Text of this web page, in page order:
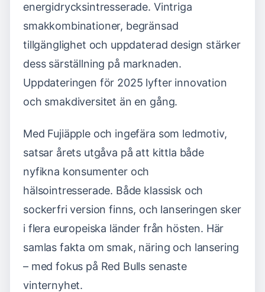
energidrycksintresserade. Vintriga
smakkombinationer, begränsad
tillgänglighet och uppdaterad design stärker
dess särställning på marknaden.
Uppdateringen för 2025 lyfter innovation
och smakdiversitet än en gång.
Med Fujiäpple och ingefära som ledmotiv,
satsar årets utgåva på att kittla både
nyfikna konsumenter och
hälsointresserade. Både klassisk och
sockerfri version finns, och lanseringen sker
i flera europeiska länder från hösten. Här
samlas fakta om smak, näring och lansering
– med fokus på Red Bulls senaste
vinternyhet.